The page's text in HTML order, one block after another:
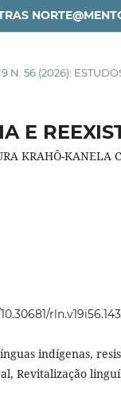
N. 56 (2026):
E
KRAHÔ-KANELA
indígenas,
Revitalização